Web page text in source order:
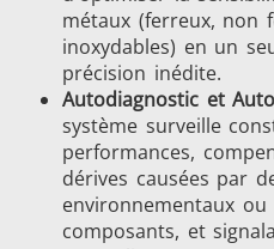
métaux (ferreux, non
inoxydables) en un
précision inédite.
Autodiagnostic et
système surveille
performances,
dérives causées par
environnementaux
composants, et